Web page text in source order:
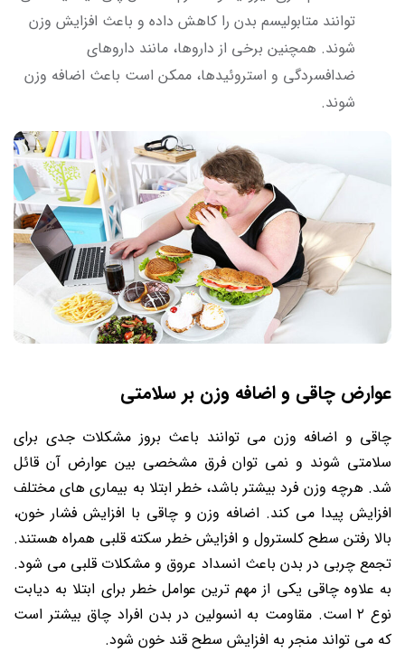
توانند متابولیسم بدن را کاهش داده و باعث افزایش وزن
شوند. همچنین برخی از داروها، مانند داروهای
ضدافسردگی و استروئیدها، ممکن است باعث اضافه وزن
شوند.
عوارض چاقی و اضافه وزن بر سلامتی
چاقی و اضافه وزن می توانند باعث بروز مشکلات جدی برای
سلامتی شوند و نمی توان فرق مشخصی بین عوارض آن قائل
شد. هرچه وزن فرد بیشتر باشد، خطر ابتلا به بیماری های مختلف
افزایش پیدا می کند. اضافه وزن و چاقی با افزایش فشار خون،
بالا رفتن سطح کلسترول و افزایش خطر سکته قلبی همراه هستند.
تجمع چربی در بدن باعث انسداد عروق و مشکلات قلبی می شود.
به علاوه چاقی یکی از مهم ترین عوامل خطر برای ابتلا به دیابت
نوع ۲ است. مقاومت به انسولین در بدن افراد چاق بیشتر است
که می تواند منجر به افزایش سطح قند خون شود.